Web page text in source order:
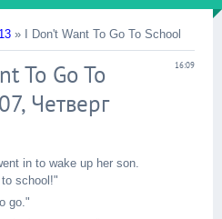
13 » I Don't Want To Go To School
16:09
To Go To
Четверг
in to wake up her son.
school!"
go."